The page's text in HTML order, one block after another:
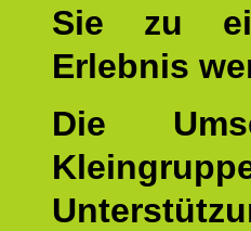
Sie zu
Erlebnis
Die